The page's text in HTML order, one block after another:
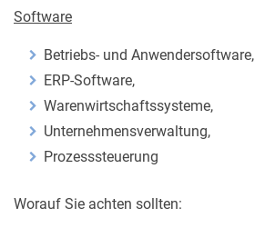
Software
Betriebs- und Anwendersoftware,
ERP-Software,
Warenwirtschaftssysteme,
Unternehmensverwaltung,
Prozesssteuerung
Worauf Sie achten sollten: